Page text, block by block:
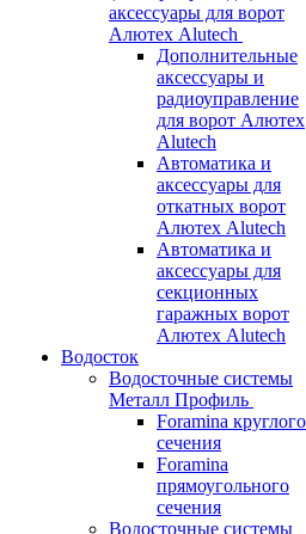
аксессуары для ворот
Алютех Alutech
Дополнительные
аксессуары и
радиоуправление
для ворот Алютех
Alutech
Автоматика и
аксессуары для
откатных ворот
Алютех Alutech
Автоматика и
аксессуары для
секционных
гаражных ворот
Алютех Alutech
Водосток
Водосточные системы
Металл Профиль
Foramina круглого
сечения
Foramina
прямоугольного
сечения
Водосточные системы